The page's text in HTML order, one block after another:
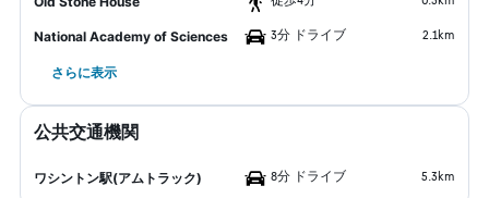
National Academy of Sciences 3分 ドライブ 2.1km
さらに表示
公共交通機関
ワシントン駅(アムトラック) 8分 ドライブ 5.3km